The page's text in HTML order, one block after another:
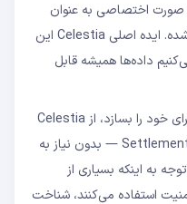
صورت اختصاصی به عنوان
لایه DA (Data Availability) طراحی شده. ایده اصلی Celestia این
داده‌ها همیشه قابل
با Celestia، یک تیم می‌تواند لایه اجرای خود را بسازد، از Celestia
برای DA استفاده کند و از اتریوم برای Settlement — بدون نیاز به
به اینکه بسیاری از
استفاده می‌کنند، شناخت